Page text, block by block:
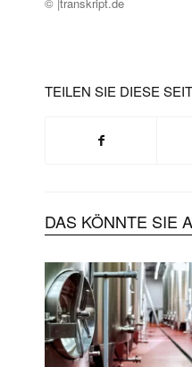
© |transkript.de
TEILEN SIE DIESE
DAS KÖNNTE SIE